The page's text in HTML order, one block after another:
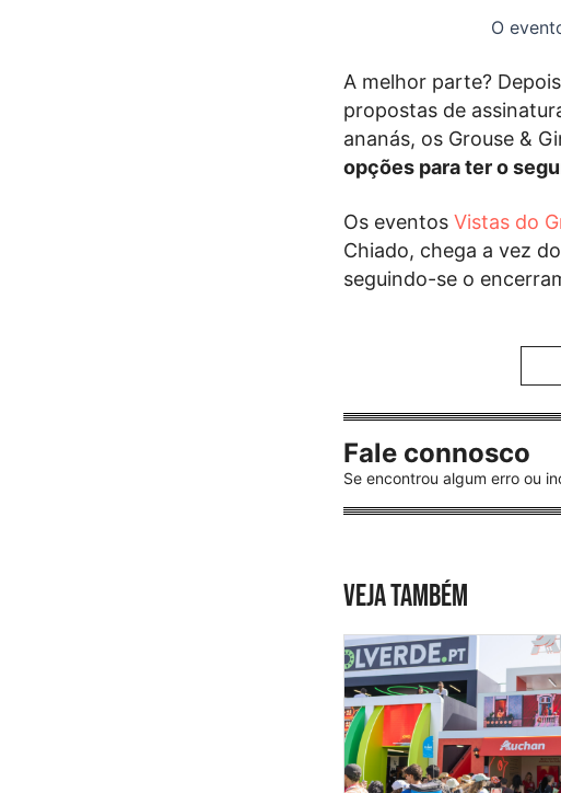
O
A melhor parte?
propostas de
ananás, os Grouse &
opções para ter o
Os eventos Vistas do
Chiado, chega a vez
seguindo-se o
Fale connosco
Se encontrou algum erro ou
VEJA TAMBÉM